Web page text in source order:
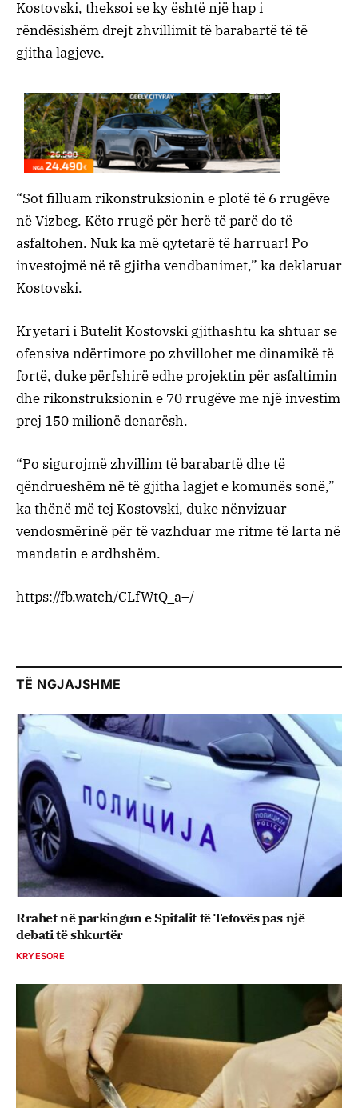
Kostovski, theksoi se ky është një hap i
rëndësishëm drejt zhvillimit të barabartë të të
gjitha lagjeve.
“Sot filluam rikonstruksionin e plotë të 6 rrugëve
në Vizbeg. Këto rrugë për herë të parë do të
asfaltohen. Nuk ka më qytetarë të harruar! Po
investojmë në të gjitha vendbanimet,” ka deklaruar
Kostovski.
Kryetari i Butelit Kostovski gjithashtu ka shtuar se
ofensiva ndërtimore po zhvillohet me dinamikë të
fortë, duke përfshirë edhe projektin për asfaltimin
dhe rikonstruksionin e 70 rrugëve me një investim
prej 150 milionë denarësh.
“Po sigurojmë zhvillim të barabartë dhe të
qëndrueshëm në të gjitha lagjet e komunës sonë,”
ka thënë më tej Kostovski, duke nënvizuar
vendosmërinë për të vazhduar me ritme të larta në
mandatin e ardhshëm.
https://fb.watch/CLfWtQ_a–/
TË NGJAJSHME
Rrahet në parkingun e Spitalit të Tetovës pas një
debati të shkurtër
KRYESORE